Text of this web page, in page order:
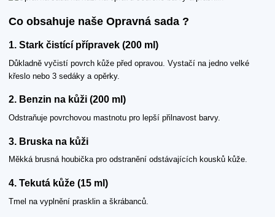
Co obsahuje naše Opravná sada ?
1. Stark čistící přípravek (200 ml)
Důkladně vyčistí povrch kůže před opravou. Vystačí na jedno velké
křeslo nebo 3 sedáky a opěrky.
2. Benzin na kůži (200 ml)
Odstraňuje povrchovou mastnotu pro lepší přilnavost barvy.
3. Bruska na kůži
Měkká brusná houbička pro odstranění odstávajících kousků kůže.
4. Tekutá kůže (15 ml)
Tmel na vyplnění prasklin a škrábanců.